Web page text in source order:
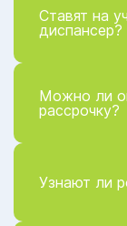
Ставят на
диспансер?
Можно ли
рассрочку?
Узнают ли